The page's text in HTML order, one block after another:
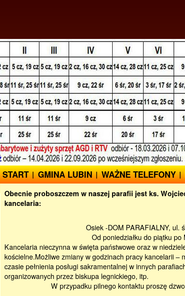
START GMINA LUBIN WAŻNE TELEFONY
Obecnie proboszczem w naszej parafii jest ks.
kancelaria:
Osiek -DOM PARAFIALNY, ul.
Od poniedziałku do piątku po
Kancelaria nieczynna w święta państwowe oraz w
kościelne.Możliwe zmiany w godzinach pracy kancelarii –
czasie pełnienia posługi sakramentalnej w innych
organizowanych przez biskupa legnickiego, itp.
W przypadku pilnego kontaktu proszę